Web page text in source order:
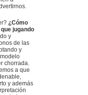
¿Cómo
jugando
y
de las
y
chorrada.
a que
y además